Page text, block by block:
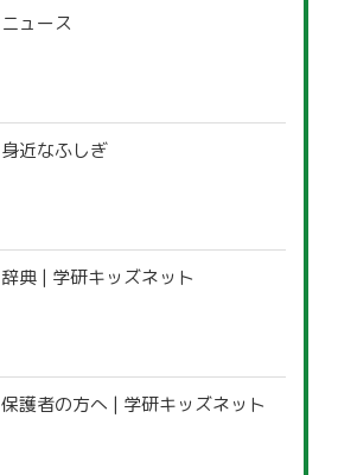
ニュース
身近なふしぎ
辞典 | 学研キッズネット
保護者の方へ | 学研キッズネット